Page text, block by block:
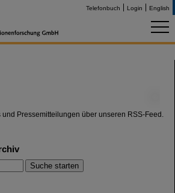
Telefonbuch Login English
Pressemitteilungen über unseren RSS-Feed.